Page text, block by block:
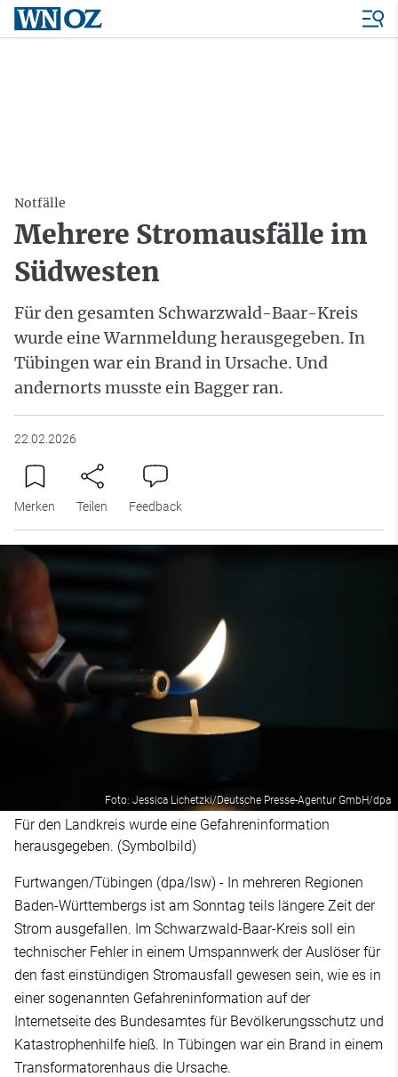
Notfälle
Mehrere Stromausfälle im
Südwesten
Für den gesamten Schwarzwald-Baar-Kreis
wurde eine Warnmeldung herausgegeben. In
Tübingen war ein Brand in Ursache. Und
andernorts musste ein Bagger ran.
22.02.2026
Merken Teilen Feedback
Foto: Jessica Lichetzki/Deutsche Presse-Agentur GmbH/dpa
Für den Landkreis wurde eine Gefahreninformation
herausgegeben. (Symbolbild)
Furtwangen/Tübingen (dpa/lsw) - In mehreren Regionen
Baden-Württembergs ist am Sonntag teils längere Zeit der
Strom ausgefallen. Im Schwarzwald-Baar-Kreis soll ein
technischer Fehler in einem Umspannwerk der Auslöser für
den fast einstündigen Stromausfall gewesen sein, wie es in
einer sogenannten Gefahreninformation auf der
Internetseite des Bundesamtes für Bevölkerungsschutz und
Katastrophenhilfe hieß. In Tübingen war ein Brand in einem
Transformatorenhaus die Ursache.